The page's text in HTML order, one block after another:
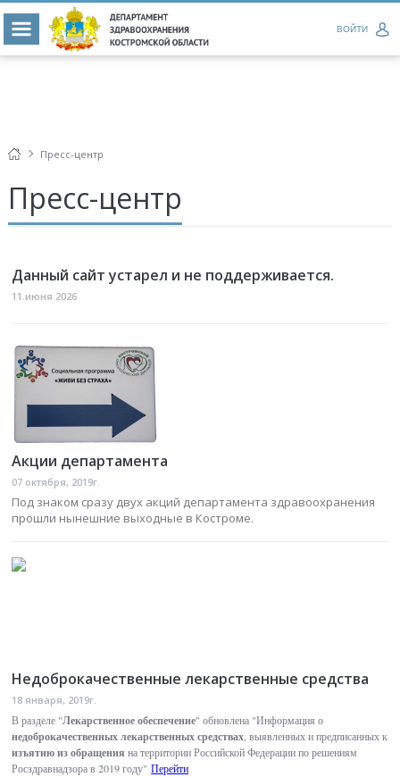
ВОЙТИ
Пресс-центр
Пресс-центр
Данный сайт устарел и не поддерживается.
11.июня.2026
Акции департамента
07 октября, 2019г.
Под знаком сразу двух акций департамента здравоохранения
прошли нынешние выходные в Костроме.
Недоброкачественные лекарственные средства
18 января, 2019г.
В разделе "Лекарственное обеспечение" обновлена "Информация о
недоброкачественных лекарственных средствах , выявленных и предписанных к
изъятию из обращения на территории Российской Федерации по решениям
Росздравнадзора в 2019 году"Перейти